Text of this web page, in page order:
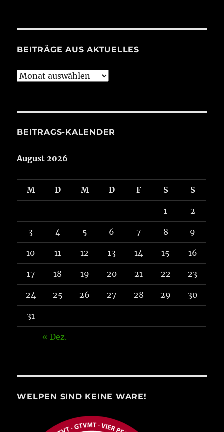
BEITRÄGE AUS AKTUELLES
Beiträge
BEITRAGS-KALENDER
August 2026
M D M D F S S
1 2
3 4 5 6 7 8 9
10 11 12 13 14 15 16
17 18 19 20 21 22 23
24 25 26 27 28 29 30
31
« Dez.
WELPEN SIND KEINE WARE!